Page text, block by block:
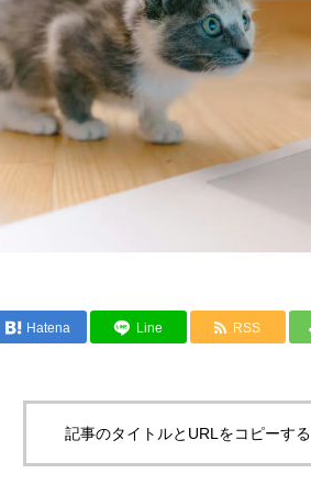
Hatena Line RSS
記事のタイトルとURLをコピーする